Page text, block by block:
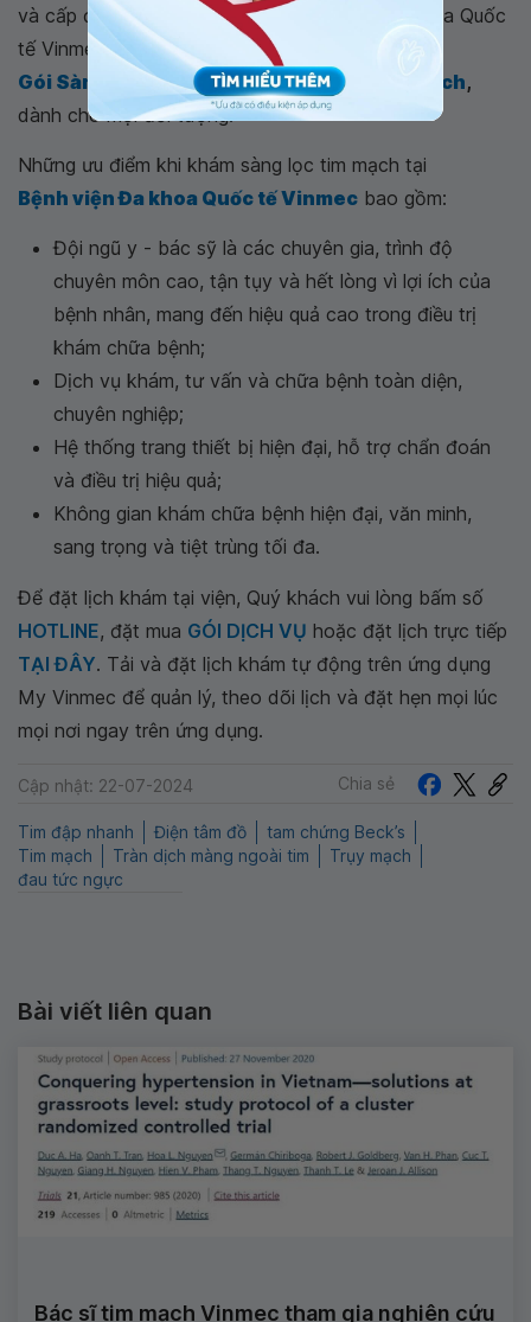
và cấp độ tràn dịch màng tim, Bệnh viện Đa khoa Quốc
tế Vinmec hiện có
Gói Sàng lọc tim mạch - Khám cơ bản tim mạch,
dành cho mọi đối tượng.
Những ưu điểm khi khám sàng lọc tim mạch tại
Bệnh viện Đa khoa Quốc tế Vinmec bao gồm:
Đội ngũ y - bác sỹ là các chuyên gia, trình độ
chuyên môn cao, tận tụy và hết lòng vì lợi ích của
bệnh nhân, mang đến hiệu quả cao trong điều trị
khám chữa bệnh;
Dịch vụ khám, tư vấn và chữa bệnh toàn diện,
chuyên nghiệp;
Hệ thống trang thiết bị hiện đại, hỗ trợ chẩn đoán
và điều trị hiệu quả;
Không gian khám chữa bệnh hiện đại, văn minh,
sang trọng và tiệt trùng tối đa.
Để đặt lịch khám tại viện, Quý khách vui lòng bấm số
HOTLINE, đặt mua GÓI DỊCH VỤ hoặc đặt lịch trực tiếp
TẠI ĐÂY. Tải và đặt lịch khám tự động trên ứng dụng
My Vinmec để quản lý, theo dõi lịch và đặt hẹn mọi lúc
mọi nơi ngay trên ứng dụng.
Cập nhật: 22-07-2024 Chia sẻ
Tim đập nhanh Điện tâm đồ
tam chứng Beck’s
Tim mạch
Tràn dịch màng ngoài tim
Trụy mạch
đau tức ngực
Bài viết liên quan
Bác sĩ tim mạch Vinmec tham gia nghiên cứu